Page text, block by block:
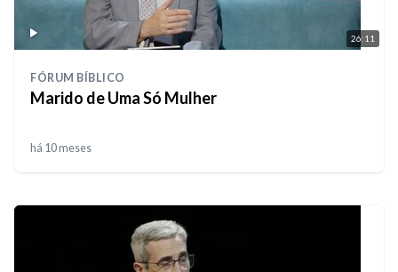
26:11
FÓRUM BÍBLICO
Marido de Uma Só Mulher
há 10 meses